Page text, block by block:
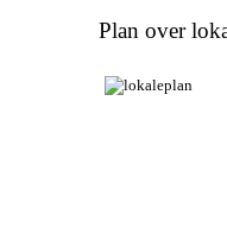
Plan over